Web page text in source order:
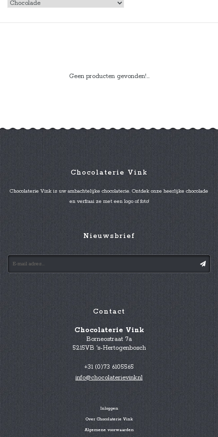
Geen producten gevonden!...
Chocolaterie Vink
Chocolaterie Vink is uw ambachtelijke chocolaterie. Ontdek onze heerlijke chocolade
en verfraai ze met een logo of foto!
Nieuwsbrief
Contact
Chocolaterie Vink
Borneostraat 7a
5215VB 's-Hertogenbosch
+31 (0)73 6105565
info@chocolaterievink.nl
Inloggen
Over Chocolaterie Vink
Algemene voorwaarden